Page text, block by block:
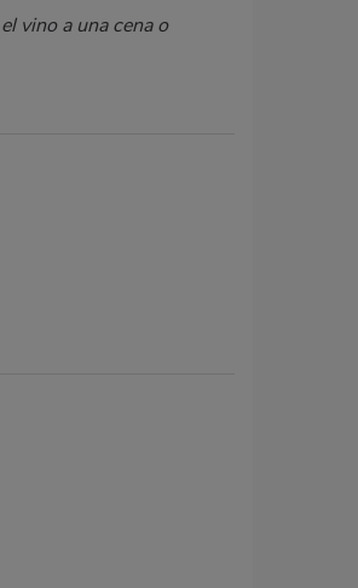
vino a una cena o